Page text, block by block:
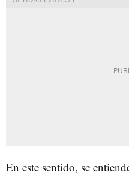
En este sentido, se